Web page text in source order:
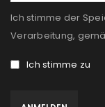
Ich stimme der
Verarbeitung,
Ich stimme zu